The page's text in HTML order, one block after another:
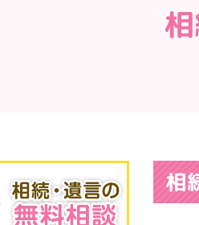
相